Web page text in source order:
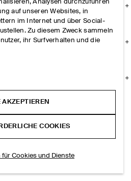
Analysen durchzuführen
auf unseren Websites, in
im Internet und über Social-
Zu diesem Zweck sammeln
ihr Surfverhalten und die
AKZEPTIEREN
COOKIES
für Cookies und Dienste